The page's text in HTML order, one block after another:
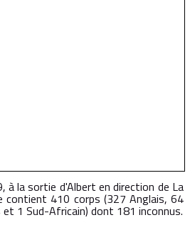
à la sortie d'Albert en direction de La
contient 410 corps (327 Anglais, 64
1 Sud-Africain) dont 181 inconnus.